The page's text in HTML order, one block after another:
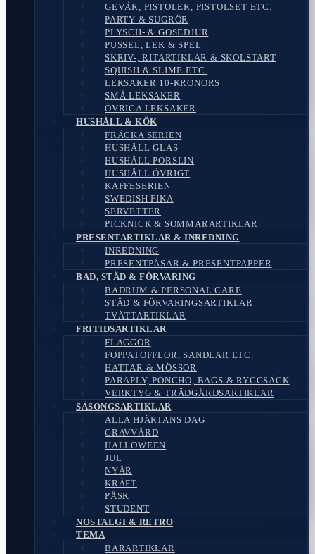
GEVÄR, PISTOLER, PISTOLSET ETC.
PARTY & SUGRÖR
PLYSCH- & GOSEDJUR
PUSSEL, LEK & SPEL
SKRIV-, RITARTIKLAR & SKOLSTART
SQUISH & SLIME ETC.
LEKSAKER 10-KRONORS
SMÅ LEKSAKER
ÖVRIGA LEKSAKER
HUSHÅLL & KÖK
FRÄCKA SERIEN
HUSHÅLL GLAS
HUSHÅLL PORSLIN
HUSHÅLL ÖVRIGT
KAFFESERIEN
SWEDISH FIKA
SERVETTER
PICKNICK & SOMMARARTIKLAR
PRESENTARTIKLAR & INREDNING
INREDNING
PRESENTPÅSAR & PRESENTPAPPER
BAD, STÄD & FÖRVARING
BADRUM & PERSONAL CARE
STÄD & FÖRVARINGSARTIKLAR
TVÄTTARTIKLAR
FRITIDSARTIKLAR
FLAGGOR
FOPPATOFFLOR, SANDLAR ETC.
HATTAR & MÖSSOR
PARAPLY, PONCHO, BAGS & RYGGSÄCK
VERKTYG & TRÄDGÅRDSARTIKLAR
SÄSONGSARTIKLAR
ALLA HJÄRTANS DAG
GRAVVÅRD
HALLOWEEN
JUL
NYÅR
KRÄFT
PÅSK
STUDENT
NOSTALGI & RETRO
TEMA
BARARTIKLAR